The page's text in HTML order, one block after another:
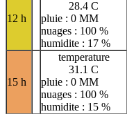
12 h
28.4 C
pluie : 0 MM
nuages : 100 %
humidite : 17 %
15 h
temperature
31.1 C
pluie : 0 MM
nuages : 100 %
humidite : 15 %